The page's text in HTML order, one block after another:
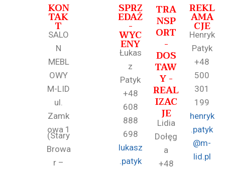
KON
TAK
T
SALO
N
MEBL
OWY
M-LID
ul.
Zamk
owa 1
(Stary
Browa
r –
SPRZ
EDAŻ
-
WYC
ENY
Łukas
z
Patyk
+48
608
888
698
lukasz
.patyk
TRA
NSP
ORT
-
DOS
TAW
Y -
REAL
IZAC
JE
Lidia
Dołęg
a
+48
REKL
AMA
CJE
Henryk
Patyk
+48
500
301
199
henryk
.patyk
@m-
lid.pl